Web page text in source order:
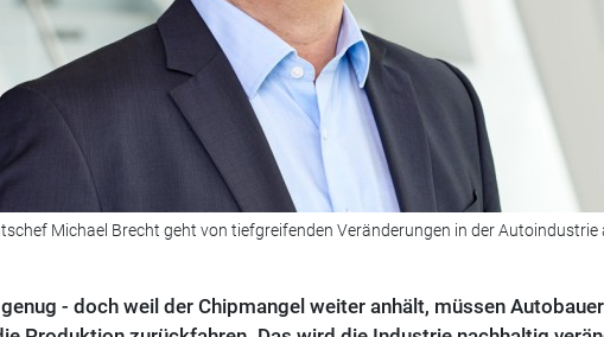
Michael Brecht geht von tiefgreifenden Veränderungen in der Autoindustrie
- doch weil der Chipmangel weiter anhält, müssen